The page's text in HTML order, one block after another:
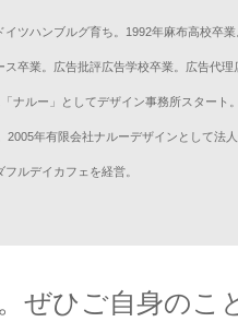
ツハンブルグ育ち。1992年麻布高校卒業
卒業。広告批評広告学校卒業。広告代理
ナルー」としてデザイン事務所スタート。
2005年有限会社ナルーデザインとして法
ルデイカフェを経営。
ぜひご自身のこ